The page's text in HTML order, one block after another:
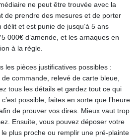
ne peut être trouvée avec la
de prendre des mesures et de porter
et est punie de jusqu’à 5 ans
000€ d’amende, et les arnaques en
à la règle.
les pièces justificatives possibles :
commande, relevé de carte bleue,
tous les détails et gardez tout ce qui
possible, faites en sorte que l’heure
de prouver vos dires. Mieux vaut trop
Ensuite, vous pouvez déposer votre
plus proche ou remplir une pré-plainte